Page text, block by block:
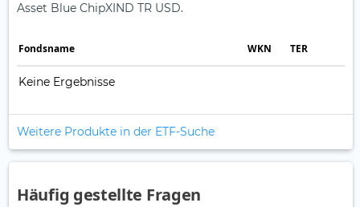
Asset Blue ChipXIND TR USD.
Fonds­name WKN TER
Keine Ergebnisse
Weitere Produkte in der ETF-Suche
Häufig gestellte Fragen